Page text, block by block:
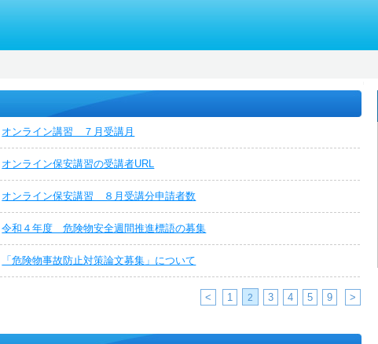
オンライン講習 ７月受講月
オンライン保安講習の受講者URL
オンライン保安講習 ８月受講分申請者数
令和４年度 危険物安全週間推進標語の募集
「危険物事故防止対策論文募集」について
< 1 2 3 4 5 9 >